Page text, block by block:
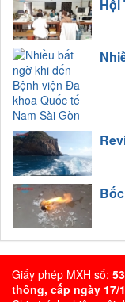
Hội
Giấy phép MXH số:
thông, cấp ngày 17/